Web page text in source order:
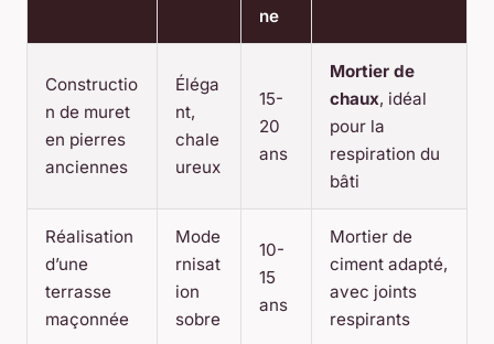
ne
Constructio
n de muret
en pierres
anciennes
Éléga
nt,
chale
ureux
15-
20
ans
Mortier de
chaux, idéal
pour la
respiration du
bâti
Réalisation
d’une
terrasse
maçonnée
Mode
rnisat
ion
sobre
10-
15
ans
Mortier de
ciment adapté,
avec joints
respirants